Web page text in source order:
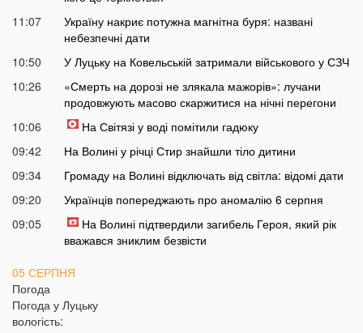
11:07
Україну накриє потужна магнітна буря: названі
небезпечні дати
10:50
У Луцьку на Ковельській затримали військового у СЗЧ
10:26
«Смерть на дорозі не злякала мажорів»: лучани
продовжують масово скаржитися на нічні перегони
10:06
На Світязі у воді помітили гадюку
09:42
На Волині у річці Стир знайшли тіло дитини
09:34
Громаду на Волині відключать від світла: відомі дати
09:20
Українців попереджають про аномалію 6 серпня
09:05
На Волині підтвердили загибель Героя, який рік
вважався зниклим безвісти
05 СЕРПНЯ
21:32
У Луцьку зафіксували аномалію
20:21
Погода
Погода у Луцьку
вологість: